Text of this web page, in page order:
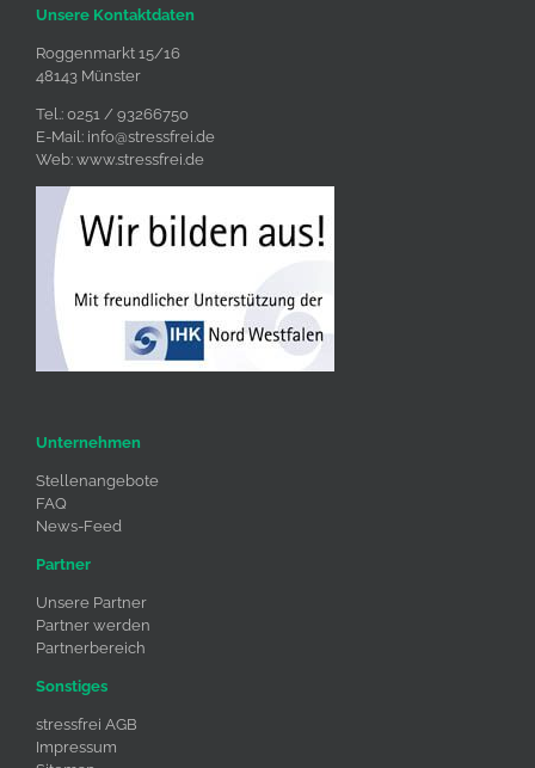
Unsere Kontaktdaten
Roggenmarkt 15/16
48143 Münster
Tel.: 0251 / 93266750
E-Mail: info@stressfrei.de
Web: www.stressfrei.de
Unternehmen
Stellenangebote
FAQ
News-Feed
Partner
Unsere Partner
Partner werden
Partnerbereich
Sonstiges
stressfrei AGB
Impressum